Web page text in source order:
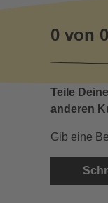
0 von
Teile
anderen
Gib eine